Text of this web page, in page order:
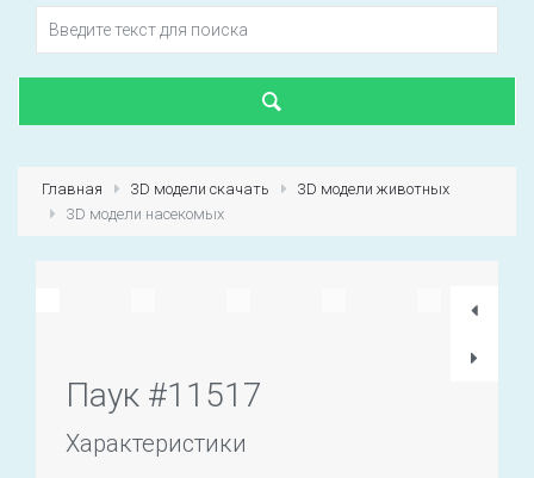
Главная 3D модели скачать
3D модели животных
3D модели насекомых
Паук #11517
Характеристики